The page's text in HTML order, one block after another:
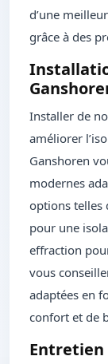
d’une
grâce à des
Installer de
améliorer
Ganshoren
modernes
options telles
pour une
effraction
vous
adaptées en
confort et de